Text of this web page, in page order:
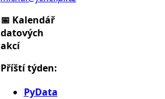
📅 Kalendář
datových
akcí
Příští týden:
PyData